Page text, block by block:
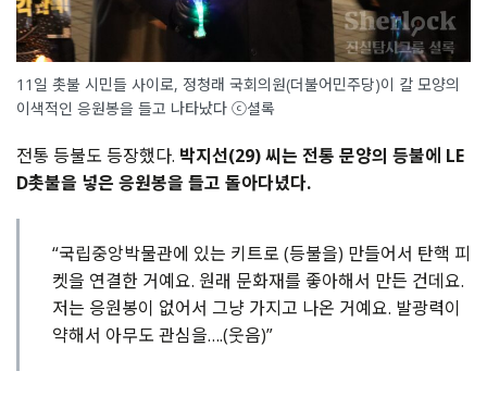
11일 촛불 시민들 사이로, 정청래 국회의원(더불어민주당)이 칼 모양의
이색적인 응원봉을 들고 나타났다 ⓒ셜록
전통 등불도 등장했다. 박지선(29) 씨는 전통 문양의 등불에 LE
D촛불을 넣은 응원봉을 들고 돌아다녔다.
“국립중앙박물관에 있는 키트로 (등불을) 만들어서 탄핵 피
켓을 연결한 거예요. 원래 문화재를 좋아해서 만든 건데요.
저는 응원봉이 없어서 그냥 가지고 나온 거예요. 발광력이
약해서 아무도 관심을….(웃음)”